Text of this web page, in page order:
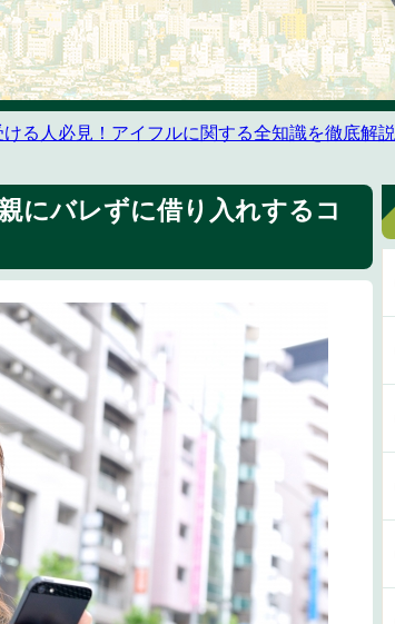
る人必見！アイフルに関する全知識を徹底解説
にバレずに借り入れするコ